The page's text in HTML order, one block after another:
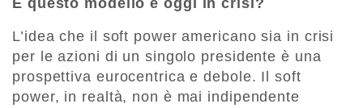
E questo modello è oggi in crisi?
L’idea che il soft power americano sia in crisi
per le azioni di un singolo presidente è una
prospettiva eurocentrica e debole. Il soft
power, in realtà, non è mai indipendente